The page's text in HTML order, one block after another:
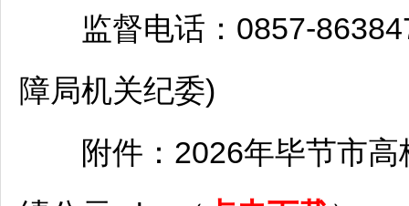
监督电话：0857-
障局机关纪委)
附件：2026年毕节市高